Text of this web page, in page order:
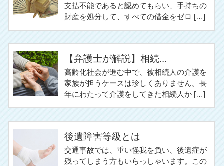
支払不能であると認めてもらい、手持ちの
財産を処分して、すべての借金をゼロ […]
【弁護士が解説】相続...
高齢化社会が進む中で、被相続人の介護を
家族が担うケースは珍しくありません。長
年にわたって介護をしてきた相続人か […]
後遺障害等級とは
交通事故では、重い怪我を負い、後遺症が
残ってしまう方もいらっしゃいます。この